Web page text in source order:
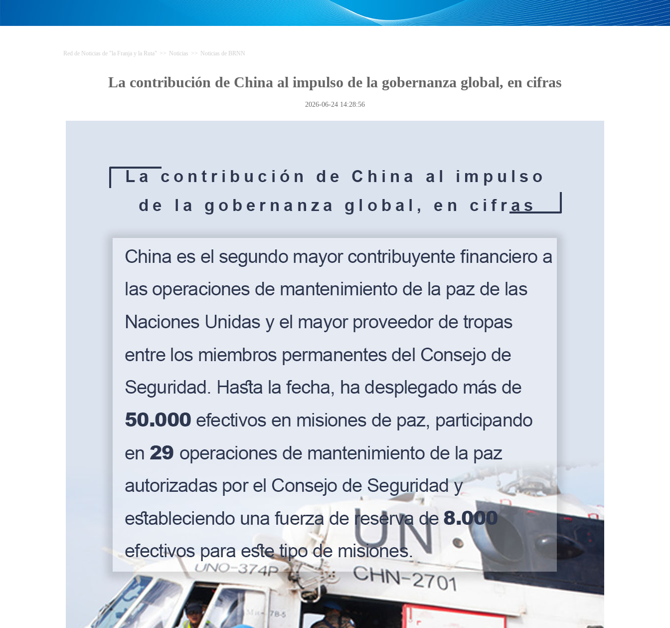
Red de Noticias de "la Franja y la Ruta" >> Noticias >> Noticias de BRNN
La contribución de China al impulso de la gobernanza global, en cifras
2026-06-24 14:28:56